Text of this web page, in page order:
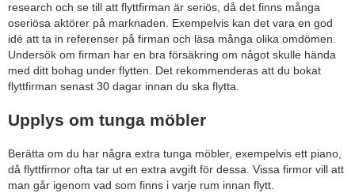
research och se till att flyttfirman är seriös, då det finns många
oseriösa aktörer på marknaden. Exempelvis kan det vara en god
idé att ta in referenser på firman och läsa många olika omdömen.
Undersök om firman har en bra försäkring om något skulle hända
med ditt bohag under flytten. Det rekommenderas att du bokat
flyttfirman senast 30 dagar innan du ska flytta.
Upplys om tunga möbler
Berätta om du har några extra tunga möbler, exempelvis ett piano,
då flyttfirmor ofta tar ut en extra avgift för dessa. Vissa firmor vill att
man går igenom vad som finns i varje rum innan flytt.